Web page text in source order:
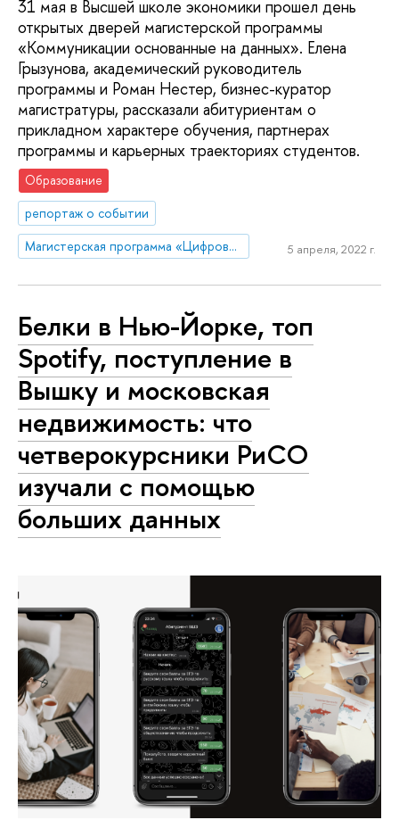
31 мая в Высшей школе экономики прошел день
открытых дверей магистерской программы
«Коммуникации основанные на данных». Елена
Грызунова, академический руководитель
программы и Роман Нестер, бизнес-куратор
магистратуры, рассказали абитуриентам о
прикладном характере обучения, партнерах
программы и карьерных траекториях студентов.
Образование
репортаж о событии
Магистерская программа «Цифровые коммуникации и продуктовая аналитика»
5 апреля, 2022 г.
Белки в Нью-Йорке, топ
Spotify, поступление в
Вышку и московская
недвижимость: что
четверокурсники РиСО
изучали с помощью
больших данных